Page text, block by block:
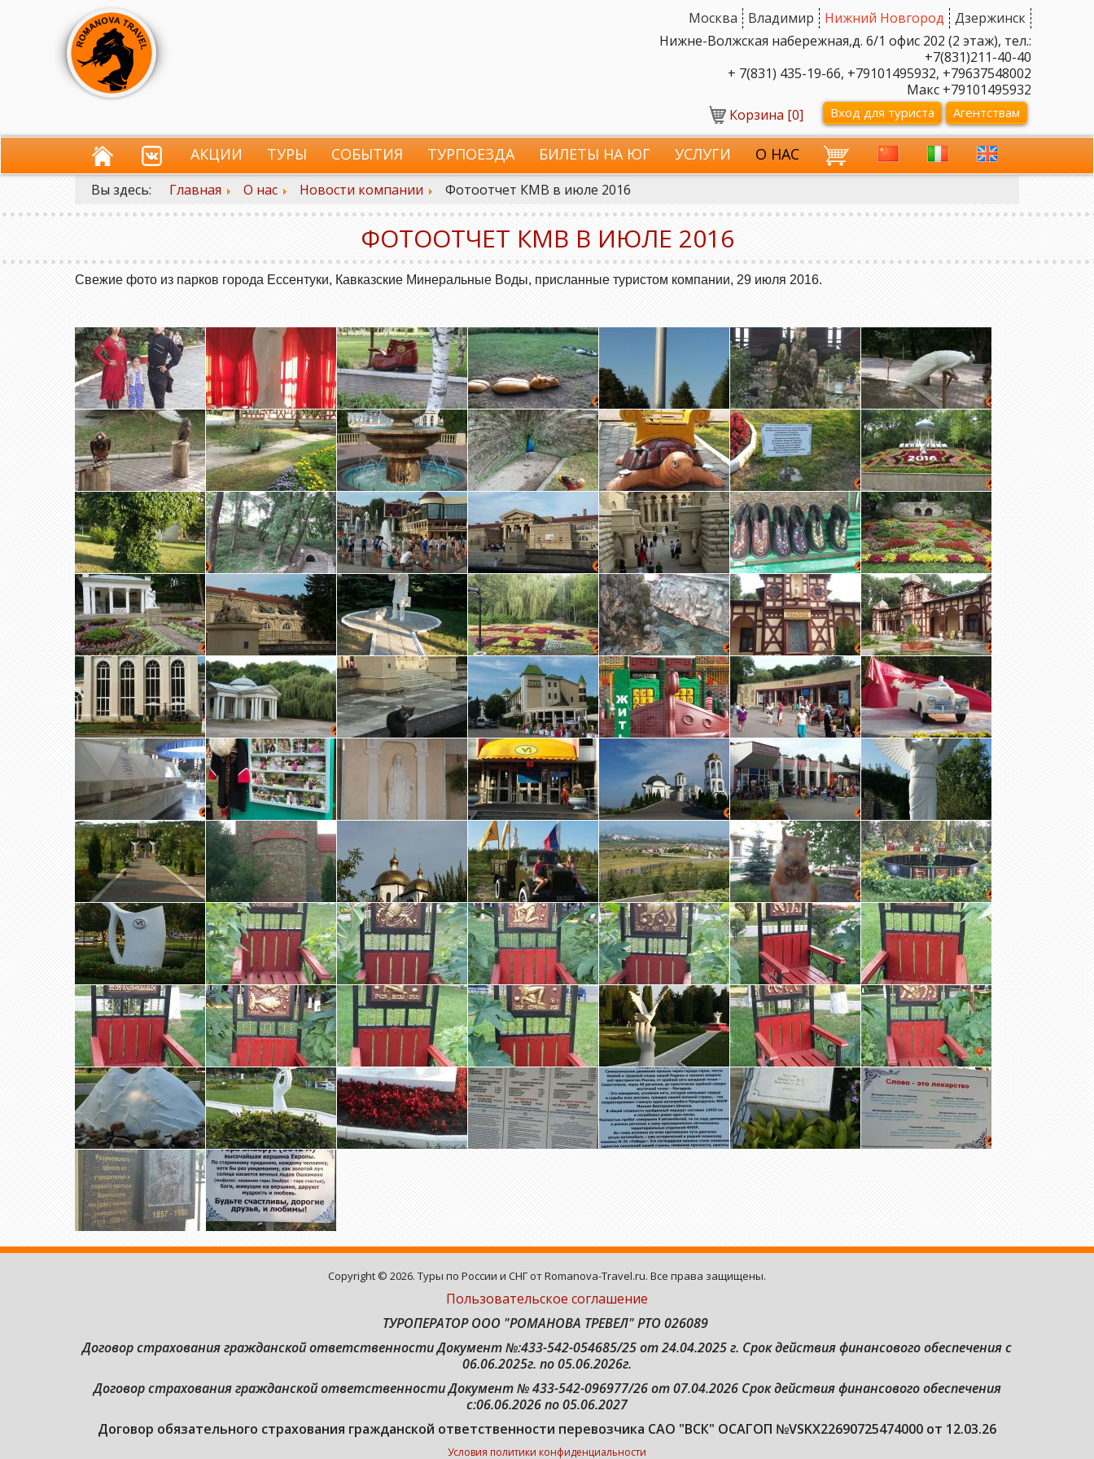
Дзержинск
Нижний Новгород
Владимир
Москва
Нижне-Волжская набережная,д. 6/1 офис 202 (2 этаж), тел.:
+7(831)211-40-40
+ 7(831) 435-19-66, +79101495932, +79637548002
Макс +79101495932
Корзина [0] Вход для туриста Агентствам
АКЦИИ ТУРЫ СОБЫТИЯ ТУРПОЕЗДА БИЛЕТЫ НА ЮГ УСЛУГИ О НАС
Вы здесь: Главная О нас Новости компании Фотоотчет КМВ в июле 2016
ФОТООТЧЕТ КМВ В ИЮЛЕ 2016
Свежие фото из парков города Ессентуки, Кавказские Минеральные Воды, присланные туристом компании, 29 июля 2016.
Copyright © 2026. Туры по России и СНГ от Romanova-Travel.ru. Все права защищены.
Пользовательское соглашение
ТУРОПЕРАТОР ООО "РОМАНОВА ТРЕВЕЛ" РТО 026089
Договор страхования гражданской ответственностиДокумент №:433-542-054685/25 от 24.04.2025 г. Срок действия финансового обеспечения с
06.06.2025г. по 05.06.2026г.
Договор страхования гражданской ответственности Документ № 433-542-096977/26 от 07.04.2026 Срок действия финансового обеспечения
с:06.06.2026 по 05.06.2027
Договор обязательного страхования гражданской ответственности перевозчика САО "ВСК" ОСАГОП №VSKX22690725474000 от 12.03.26
Условия политики конфиденциальности